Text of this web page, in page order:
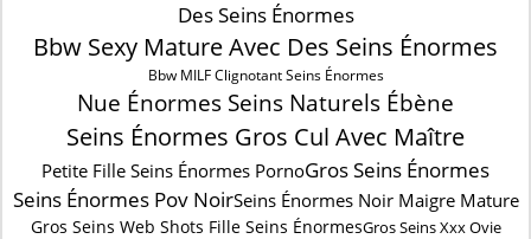
Des Seins Énormes
Bbw Sexy Mature Avec Des Seins Énormes
Bbw MILF Clignotant Seins Énormes
Nue Énormes Seins Naturels Ébène
Seins Énormes Gros Cul Avec Maître
Petite Fille Seins Énormes PornoGros Seins Énormes
Seins Énormes Pov NoirSeins Énormes Noir Maigre Mature
Gros Seins Web Shots Fille Seins ÉnormesGros Seins Xxx Ovie